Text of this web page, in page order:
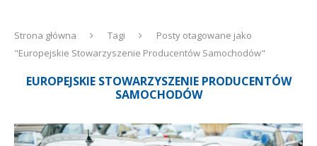
Strona główna Tagi
Posty otagowane jako
"Europejskie Stowarzyszenie Producentów Samochodów"
EUROPEJSKIE STOWARZYSZENIE PRODUCENTÓW
SAMOCHODÓW